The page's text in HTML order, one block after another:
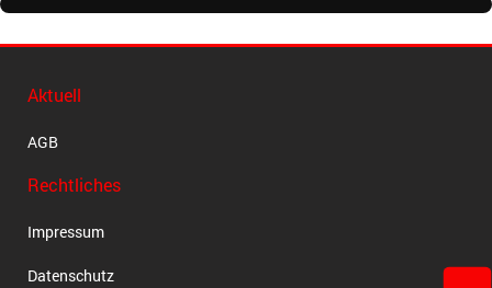
Aktuell
AGB
Rechtliches
Impressum
Datenschutz